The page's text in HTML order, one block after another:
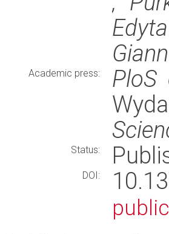
Academic press: PloS
Status:
DOI: